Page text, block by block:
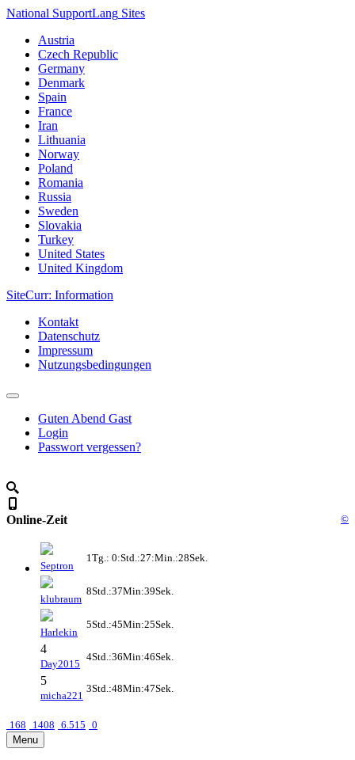
National SupportLang Sites
Austria
Czech Republic
Germany
Denmark
Spain
France
Iran
Lithuania
Norway
Poland
Romania
Russia
Sweden
Slovakia
Turkey
United States
United Kingdom
SiteCurr: Information
Kontakt
Datenschutz
Impressum
Nutzungsbedingungen
Guten Abend Gast
Login
Passwort vergessen?
Online-Zeit ©
Septron
1Tg.: 0:Std.:27:Min.:28Sek.
klubraum
8Std.:37Min:39Sek.
Harlekin
5Std.:45Min:25Sek.
4
Day2015
4Std.:36Min:46Sek.
5
micha221
3Std.:48Min:47Sek.
168 1408 6.515 0
Menu